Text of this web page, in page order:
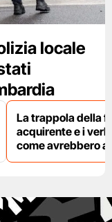
locale
La trappola della
acquirente e i
come avrebbero